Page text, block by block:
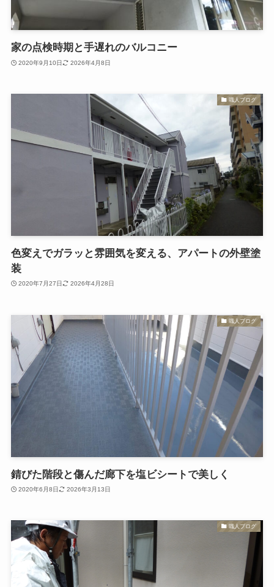
家の点検時期と手遅れのバルコニー
2020年9月10日 2026年4月8日
職人ブログ
色変えでガラッと雰囲気を変える、アパートの外壁塗
装
2020年7月27日 2026年4月28日
職人ブログ
錆びた階段と傷んだ廊下を塩ビシートで美しく
2020年6月8日 2026年3月13日
職人ブログ